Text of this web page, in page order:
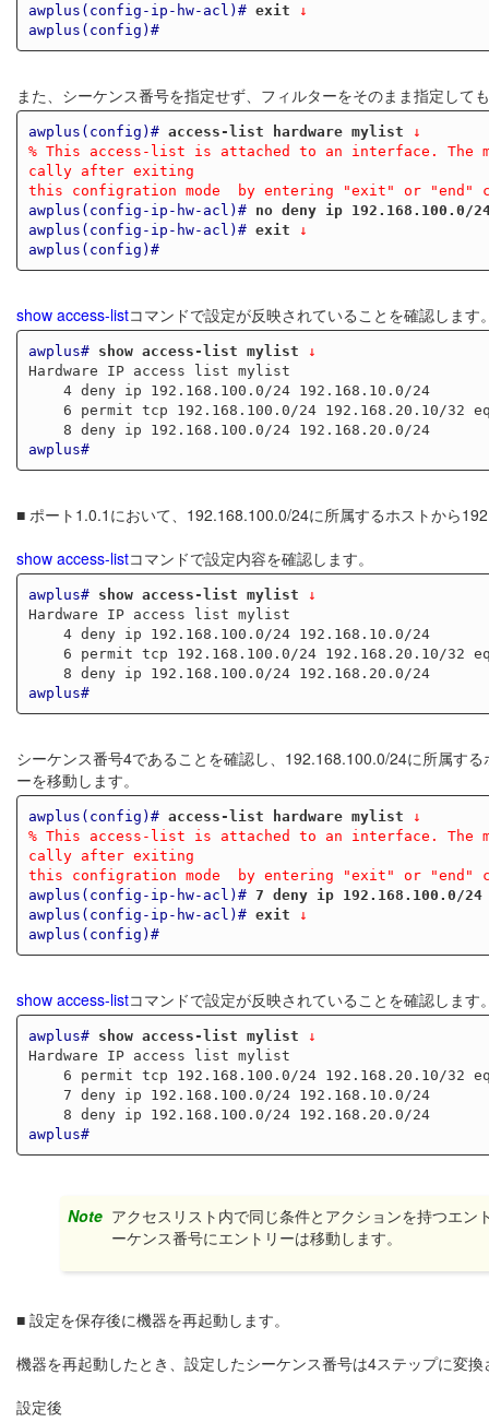
awplus(config-ip-hw-acl)# exit ↓
awplus(config)#
また、シーケンス番号を指定せず、フィルターをそのまま指定して
awplus(config)# access-list hardware mylist ↓
% This access-list is attached to an interface.
cally after exiting
this configration mode  by entering "exit" or "end"
awplus(config-ip-hw-acl)#
no deny ip 192.168.100.0/
awplus(config-ip-hw-acl)# exit ↓
awplus(config)#
show access-listコマンドで設定が反映されていることを確認します
awplus# show access-list mylist ↓
Hardware IP access list mylist
    8 deny ip 192.168.100.0/24 192.168.20.0/24
awplus#
■ ポート1.0.1において、192.168.100.0/24に所属するホストから
show access-listコマンドで設定内容を確認します。
awplus# show access-list mylist ↓
Hardware IP access list mylist
    8 deny ip 192.168.100.0/24 192.168.20.0/24
awplus#
シーケンス番号4であることを確認し、192.168.100.0/24に所属す
ーを移動します。
awplus(config)# access-list hardware mylist ↓
% This access-list is attached to an interface.
cally after exiting
this configration mode  by entering "exit" or "end"
awplus(config-ip-hw-acl)# 7 deny ip 192.168.100.0/24
awplus(config-ip-hw-acl)# exit ↓
awplus(config)#
show access-listコマンドで設定が反映されていることを確認します
awplus# show access-list mylist ↓
Hardware IP access list mylist
    8 deny ip 192.168.100.0/24 192.168.20.0/24
awplus#
Note アクセスリスト内で同じ条件とアクションを持つエ
ーケンス番号にエントリーは移動します。
■ 設定を保存後に機器を再起動します。
機器を再起動したとき、設定したシーケンス番号は4ステップに変
設定後